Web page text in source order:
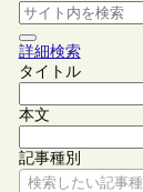
詳細検索
タイトル
本文
記事種別
検索したい記事